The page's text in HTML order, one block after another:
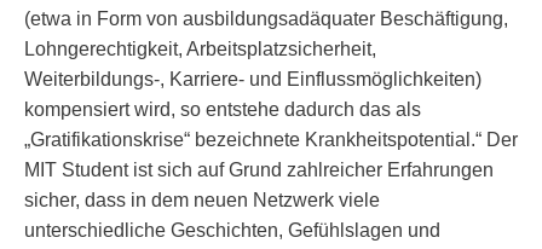
(etwa in Form von ausbildungsadäquater Beschäftigung,
Lohngerechtigkeit, Arbeitsplatzsicherheit,
Weiterbildungs-, Karriere- und Einflussmöglichkeiten)
kompensiert wird, so entstehe dadurch das als
„Gratifikationskrise“ bezeichnete Krankheitspotential.“ Der
MIT Student ist sich auf Grund zahlreicher Erfahrungen
sicher, dass in dem neuen Netzwerk viele
unterschiedliche Geschichten, Gefühlslagen und